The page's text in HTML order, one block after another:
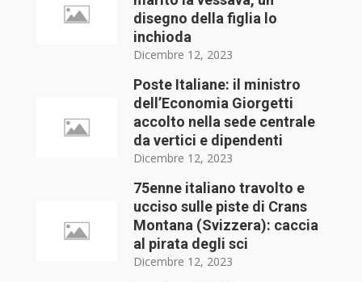
disegno della figlia lo
inchioda
Dicembre 12, 2023
Poste Italiane: il ministro
dell’Economia Giorgetti
accolto nella sede centrale
da vertici e dipendenti
Dicembre 12, 2023
75enne italiano travolto e
ucciso sulle piste di Crans
Montana (Svizzera): caccia
al pirata degli sci
Dicembre 12, 2023